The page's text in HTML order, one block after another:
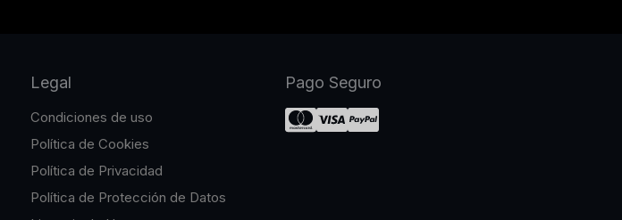
Legal
Condiciones de uso
Política de Cookies
Política de Privacidad
Política de Protección de Datos
Pago Seguro